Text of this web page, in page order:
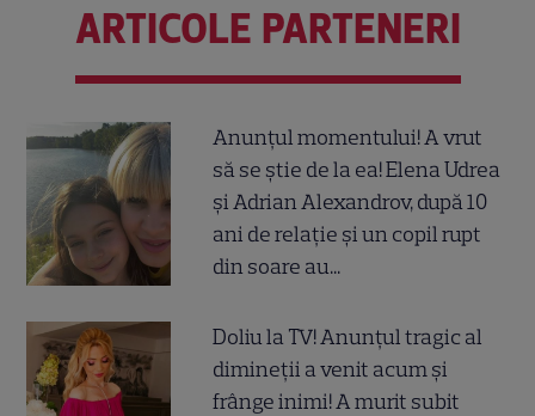
ARTICOLE PARTENERI
Anunțul momentului! A vrut
să se știe de la ea! Elena Udrea
și Adrian Alexandrov, după 10
ani de relație și un copil rupt
din soare au...
Doliu la TV! Anunțul tragic al
dimineții a venit acum și
frânge inimi! A murit subit